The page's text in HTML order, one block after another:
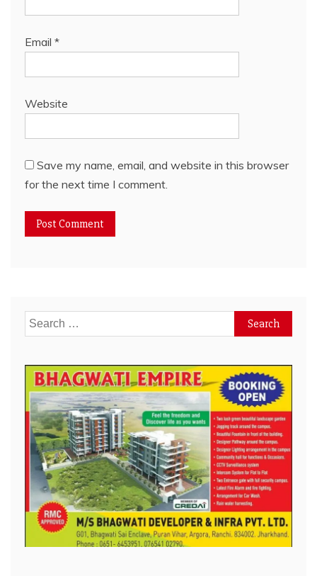
Email *
Website
Save my name, email, and website in this browser
for the next time I comment.
Search
for: